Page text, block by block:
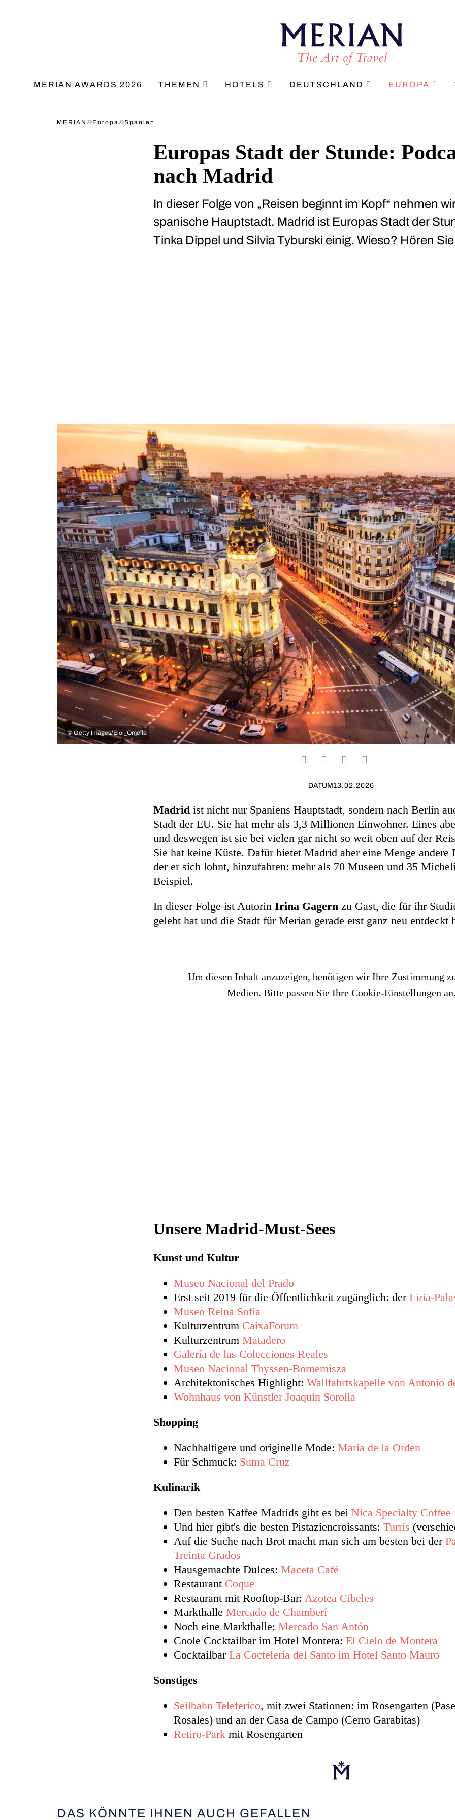
MERIAN AWARDS 2026 THEMEN HOTELS DEUTSCHLAND EUROPA
MERIAN »Europa »Spanien
Europas Stadt der Stunde:
nach Madrid
In dieser Folge von „Reisen beginnt im Kopf“ nehmen
spanische Hauptstadt. Madrid ist Europas Stadt der
Tinka Dippel und Silvia Tyburski einig. Wieso? Hören
© Getty Images/Eloi_Omella
DATUM13.02.2026
Madrid ist nicht nur Spaniens Hauptstadt, sondern nach Berlin
Stadt der EU. Sie hat mehr als 3,3 Millionen Einwohner. Eines
und deswegen ist sie bei vielen gar nicht so weit oben auf der
Sie hat keine Küste. Dafür bietet Madrid aber eine Menge andere
der er sich lohnt, hinzufahren: mehr als 70 Museen und 35
Beispiel.
In dieser Folge ist Autorin Irina Gagern zu Gast, die für ihr
gelebt hat und die Stadt für Merian gerade erst ganz neu entdeckt
Um diesen Inhalt anzuzeigen, benötigen wir Ihre Zustimmung
Medien. Bitte passen Sie Ihre Cookie-Einstellungen
Unsere Madrid-Must-Sees
Kunst und Kultur
Museo Nacional del Prado
Erst seit 2019 für die Öffentlichkeit zugänglich: der Liria-
Museo Reina Sofia
Kulturzentrum CaixaForum
Kulturzentrum Matadero
Galería de las Colecciones Reales
Museo Nacional Thyssen-Bornemisza
Architektonisches Highlight: Wallfahrtskapelle von Antonio
Wohnhaus von Künstler Joaquin Sorolla
Shopping
Nachhaltigere und originelle Mode: Maria de la Orden
Für Schmuck: Suma Cruz
Kulinarik
Den besten Kaffee Madrids gibt es bei Nica Specialty Coffee
Und hier gibt's die besten Pistaziencroissants: Turris
Auf die Suche nach Brot macht man sich am besten bei der
Treinta Grados
Hausgemachte Dulces: Maceta Café
Restaurant Coque
Restaurant mit Rooftop-Bar: Azotea Cibeles
Markthalle Mercado de Chamberí
Noch eine Markthalle: Mercado San Antón
Coole Cocktailbar im Hotel Montera: El Cielo de Montera
Cocktailbar La Coctelería del Santo im Hotel Santo Mauro
Sonstiges
Seilbahn Teleferico, mit zwei Stationen: im Rosengarten
Rosales) und an der Casa de Campo (Cerro Garabitas)
Retiro-Park mit Rosengarten
DAS KÖNNTE IHNEN AUCH GEFALLEN